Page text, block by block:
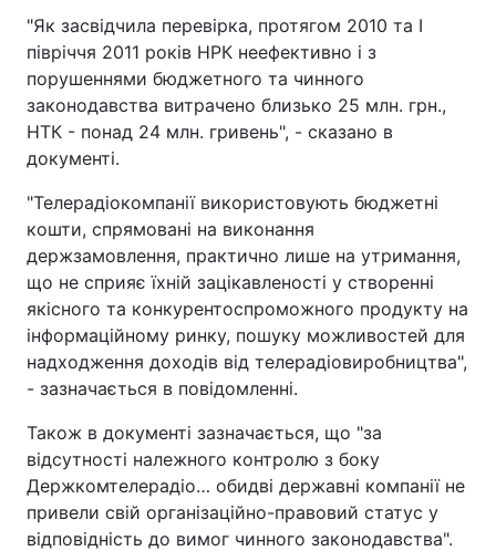
Тема оформлення
"Як засвідчила перевірка, протягом 2010 та І
півріччя 2011 років НРК неефективно і з
порушеннями бюджетного та чинного
законодавства витрачено близько 25 млн. грн.,
НТК - понад 24 млн. гривень", - сказано в
документі.
"Телерадіокомпанії використовують бюджетні
кошти, спрямовані на виконання
держзамовлення, практично лише на утримання,
що не сприяє їхній зацікавленості у створенні
якісного та конкурентоспроможного продукту на
інформаційному ринку, пошуку можливостей для
надходження доходів від телерадіовиробництва",
- зазначається в повідомленні.
Також в документі зазначається, що "за
відсутності належного контролю з боку
Держкомтелерадіо… обидві державні компанії не
привели свій організаційно-правовий статус у
відповідність до вимог чинного законодавства".